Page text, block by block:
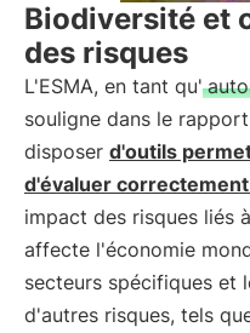
Biodiversité et
des risques
L'ESMA, en tant qu'
souligne dans le
disposer d'outils
d'évaluer
impact des risques liés
affecte l'économie
secteurs spécifiques et
d'autres risques, tels